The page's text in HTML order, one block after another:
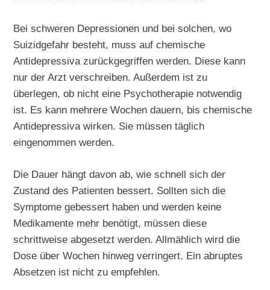
Bei schweren Depressionen und bei solchen, wo
Suizidgefahr besteht, muss auf chemische
Antidepressiva zurückgegriffen werden. Diese kann
nur der Arzt verschreiben. Außerdem ist zu
überlegen, ob nicht eine Psychotherapie notwendig
ist. Es kann mehrere Wochen dauern, bis chemische
Antidepressiva wirken. Sie müssen täglich
eingenommen werden.
Die Dauer hängt davon ab, wie schnell sich der
Zustand des Patienten bessert. Sollten sich die
Symptome gebessert haben und werden keine
Medikamente mehr benötigt, müssen diese
schrittweise abgesetzt werden. Allmählich wird die
Dose über Wochen hinweg verringert. Ein abruptes
Absetzen ist nicht zu empfehlen.